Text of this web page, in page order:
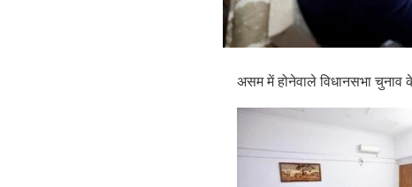
असम में होनेवाले विधानसभा